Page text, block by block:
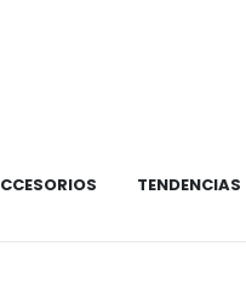
TENDENCIAS